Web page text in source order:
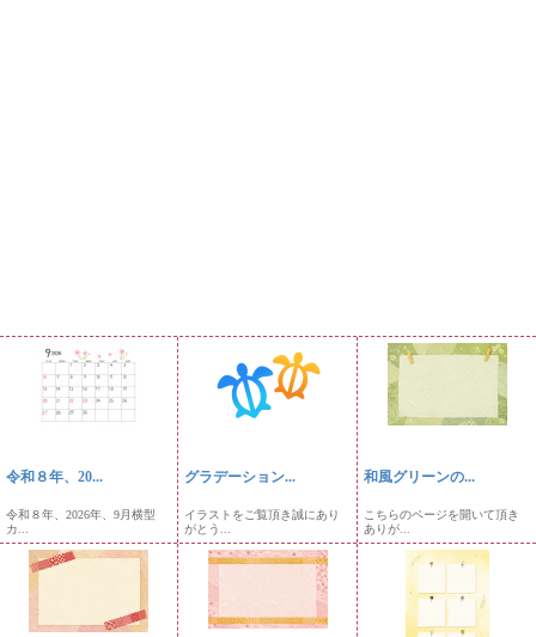
令和８年、20...
令和８年、2026年、9月横型
カ...
グラデーション...
イラストをご覧頂き誠にあり
がとう...
和風グリーンの...
こちらのページを開いて頂き
ありが...